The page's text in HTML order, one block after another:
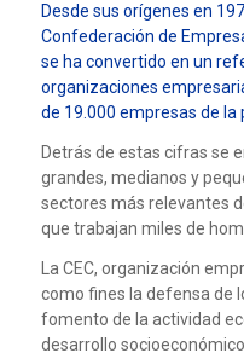
Desde sus orígenes en
Confederación de
se ha convertido en un
organizaciones
de 19.000 empresas de la
Detrás de estas cifras se
grandes, medianos y
sectores más relevantes
que trabajan miles de
La CEC, organización
como fines la defensa de
fomento de la actividad
desarrollo